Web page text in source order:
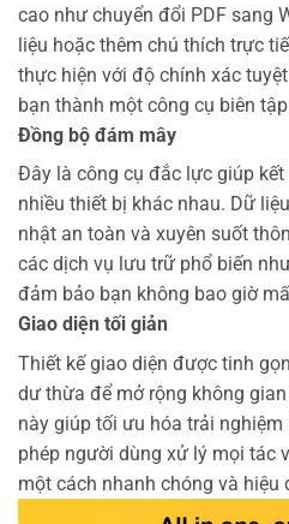
cao như chuyển đổi PDF sang
liệu hoặc thêm chú thích trực
thực hiện với độ chính xác
bạn thành một công cụ biên
Đồng bộ đám mây
Đây là công cụ đắc lực giúp
nhiều thiết bị khác nhau. Dữ
nhật an toàn và xuyên suốt
các dịch vụ lưu trữ phổ biến
đảm bảo bạn không bao giờ
Giao diện tối giản
Thiết kế giao diện được tinh
dư thừa để mở rộng không
này giúp tối ưu hóa trải
phép người dùng xử lý mọi tác
một cách nhanh chóng và hiệu